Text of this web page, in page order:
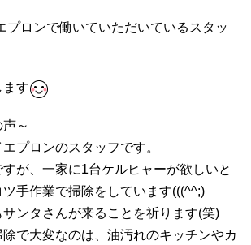
プロンで働いていただいているスタッ
ます
～
プロンのスタッフです。
が、 一家に1台ケルヒャーが欲しいと
ツ手作業で掃除をしています(((^^;)
ンタさんが来ることを祈ります(笑)
で大変なのは、 油汚れのキッチンやカ